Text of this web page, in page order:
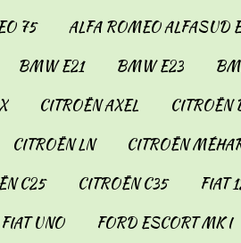
75 ALFA ROMEO ALFASUD
BMW E21 BMW E23
CITROËN AXEL CITROËN
CITROËN LN CITROËN
C25 CITROËN C35 FIAT
FIAT UNO FORD ESCORT MK I